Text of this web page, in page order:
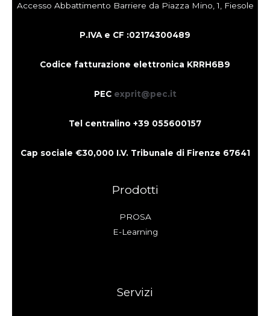
Accesso Abbattimento Barriere da Piazza Mino, 1, Fiesole
P.IVA e CF :02174300489
Codice fatturazione elettronica KRRH6B9
PEC exprit@pec.it
Tel centralino +39 055600157
Cap sociale €30,000 I.V. Tribunale di Firenze 67641
Prodotti
PROSA
E-Learning
Servizi